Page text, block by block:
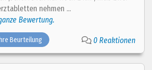
nehmen ...
Bewertung.
Beurteilung 0 Reaktionen